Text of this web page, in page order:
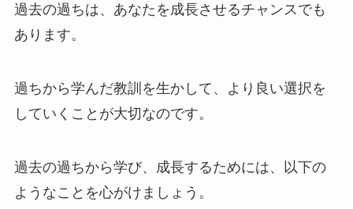
過去の過ちは、あなたを成長させるチャンスでも
あります。
過ちから学んだ教訓を生かして、より良い選択を
していくことが大切なのです。
過去の過ちから学び、成長するためには、以下の
ようなことを心がけましょう。